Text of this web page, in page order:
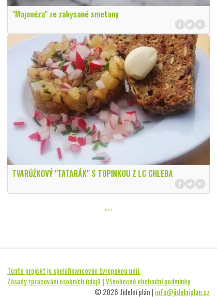
"Majonéza" ze zakysané smetany
TVARŮŽKOVÝ "TATARÁK" S TOPINKOU Z LC CHLEBA
Tento projekt je spolufinancován Evropskou unií.
Zásady zpracování osobních údajů |Všeobecné obchodní podmínky
© 2026 Jídelní plán | info@jidelniplan.cz